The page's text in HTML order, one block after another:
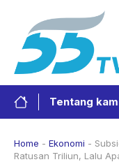
Tentang
Home - Ekonomi -
Ratusan Triliun, Lalu